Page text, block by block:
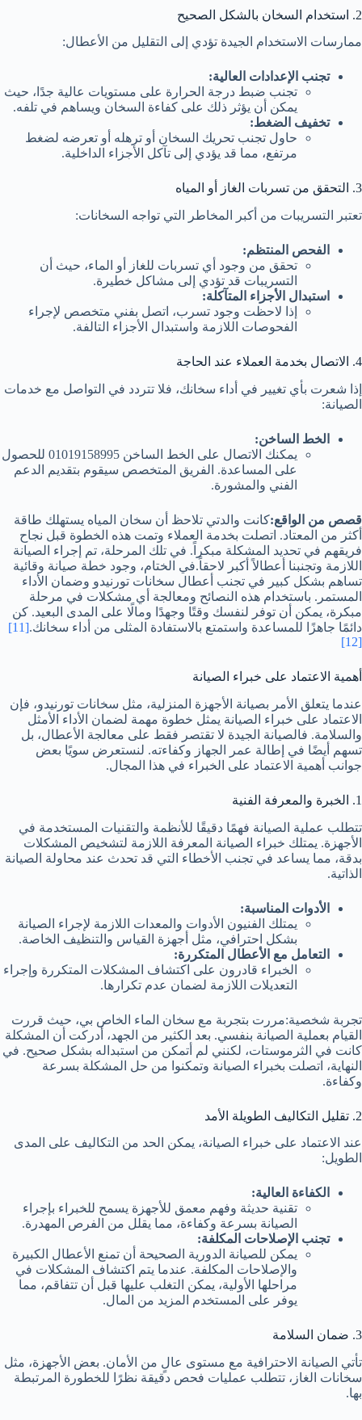
2. استخدام السخان بالشكل الصحيح
ممارسات الاستخدام الجيدة تؤدي إلى التقليل من الأعطال:
تجنب الإعدادات العالية:
تجنب ضبط درجة الحرارة على مستويات عالية جدًا، حيث
يمكن أن يؤثر ذلك على كفاءة السخان ويساهم في تلفه.
تخفيف الضغط:
حاول تجنب تحريك السخان أو ترهله أو تعرضه لضغط
مرتفع، مما قد يؤدي إلى تآكل الأجزاء الداخلية.
3. التحقق من تسربات الغاز أو المياه
تعتبر التسريبات من أكبر المخاطر التي تواجه السخانات:
الفحص المنتظم:
تحقق من وجود أي تسربات للغاز أو الماء، حيث أن
التسريبات قد تؤدي إلى مشاكل خطيرة.
استبدال الأجزاء المتآكلة:
إذا لاحظت وجود تسرب، اتصل بفني متخصص لإجراء
الفحوصات اللازمة واستبدال الأجزاء التالفة.
4. الاتصال بخدمة العملاء عند الحاجة
إذا شعرت بأي تغيير في أداء سخانك، فلا تتردد في التواصل مع خدمات
الصيانة:
الخط الساخن:
يمكنك الاتصال على الخط الساخن 01019158995 للحصول
على المساعدة. الفريق المتخصص سيقوم بتقديم الدعم
الفني والمشورة.
قصص من الواقع:كانت والدتي تلاحظ أن سخان المياه يستهلك طاقة
أكثر من المعتاد. اتصلت بخدمة العملاء وتمت هذه الخطوة قبل نجاح
فريقهم في تحديد المشكلة مبكراً. في تلك المرحلة، تم إجراء الصيانة
اللازمة وتجنبنا أعطالاً أكبر لاحقاً.في الختام، وجود خطة صيانة وقائية
تساهم بشكل كبير في تجنب أعطال سخانات تورنيدو وضمان الأداء
المستمر. باستخدام هذه النصائح ومعالجة أي مشكلات في مرحلة
مبكرة، يمكن أن توفر لنفسك وقتًا وجهدًا ومالًا على المدى البعيد. كن
دائمًا جاهزًا للمساعدة واستمتع بالاستفادة المثلى من أداء سخانك.[11]
[12]
أهمية الاعتماد على خبراء الصيانة
عندما يتعلق الأمر بصيانة الأجهزة المنزلية، مثل سخانات تورنيدو، فإن
الاعتماد على خبراء الصيانة يمثل خطوة مهمة لضمان الأداء الأمثل
والسلامة. فالصيانة الجيدة لا تقتصر فقط على معالجة الأعطال، بل
تسهم أيضًا في إطالة عمر الجهاز وكفاءته. لنستعرض سويًا بعض
جوانب أهمية الاعتماد على الخبراء في هذا المجال.
1. الخبرة والمعرفة الفنية
تتطلب عملية الصيانة فهمًا دقيقًا للأنظمة والتقنيات المستخدمة في
الأجهزة. يمتلك خبراء الصيانة المعرفة اللازمة لتشخيص المشكلات
بدقة، مما يساعد في تجنب الأخطاء التي قد تحدث عند محاولة الصيانة
الذاتية.
الأدوات المناسبة:
يمتلك الفنيون الأدوات والمعدات اللازمة لإجراء الصيانة
بشكل احترافي، مثل أجهزة القياس والتنظيف الخاصة.
التعامل مع الأعطال المتكررة:
الخبراء قادرون على اكتشاف المشكلات المتكررة وإجراء
التعديلات اللازمة لضمان عدم تكرارها.
تجربة شخصية:مررت بتجربة مع سخان الماء الخاص بي، حيث قررت
القيام بعملية الصيانة بنفسي. بعد الكثير من الجهد، أدركت أن المشكلة
كانت في الثرموستات، لكنني لم أتمكن من استبداله بشكل صحيح. في
النهاية، اتصلت بخبراء الصيانة وتمكنوا من حل المشكلة بسرعة
وكفاءة.
2. تقليل التكاليف الطويلة الأمد
عند الاعتماد على خبراء الصيانة، يمكن الحد من التكاليف على المدى
الطويل:
الكفاءة العالية:
تقنية حديثة وفهم معمق للأجهزة يسمح للخبراء بإجراء
الصيانة بسرعة وكفاءة، مما يقلل من الفرص المهدرة.
تجنب الإصلاحات المكلفة:
يمكن للصيانة الدورية الصحيحة أن تمنع الأعطال الكبيرة
والإصلاحات المكلفة. عندما يتم اكتشاف المشكلات في
مراحلها الأولية، يمكن التغلب عليها قبل أن تتفاقم، مما
يوفر على المستخدم المزيد من المال.
3. ضمان السلامة
تأتي الصيانة الاحترافية مع مستوى عالٍ من الأمان. بعض الأجهزة، مثل
سخانات الغاز، تتطلب عمليات فحص دقيقة نظرًا للخطورة المرتبطة
بها.